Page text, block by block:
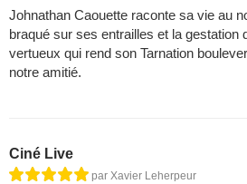
Johnathan Caouette raconte sa vie au
braqué sur ses entrailles et la gestation
vertueux qui rend son Tarnation
notre amitié.
Ciné Live
par Xavier Leherpeur